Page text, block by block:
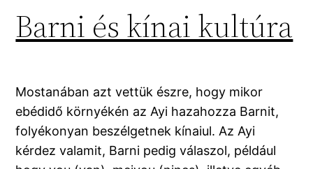
Barni és kínai kultúra
Mostanában azt vettük észre, hogy mikor
ebédidő környékén az Ayi hazahozza Barnit,
folyékonyan beszélgetnek kínaiul. Az Ayi
kérdez valamit, Barni pedig válaszol, például